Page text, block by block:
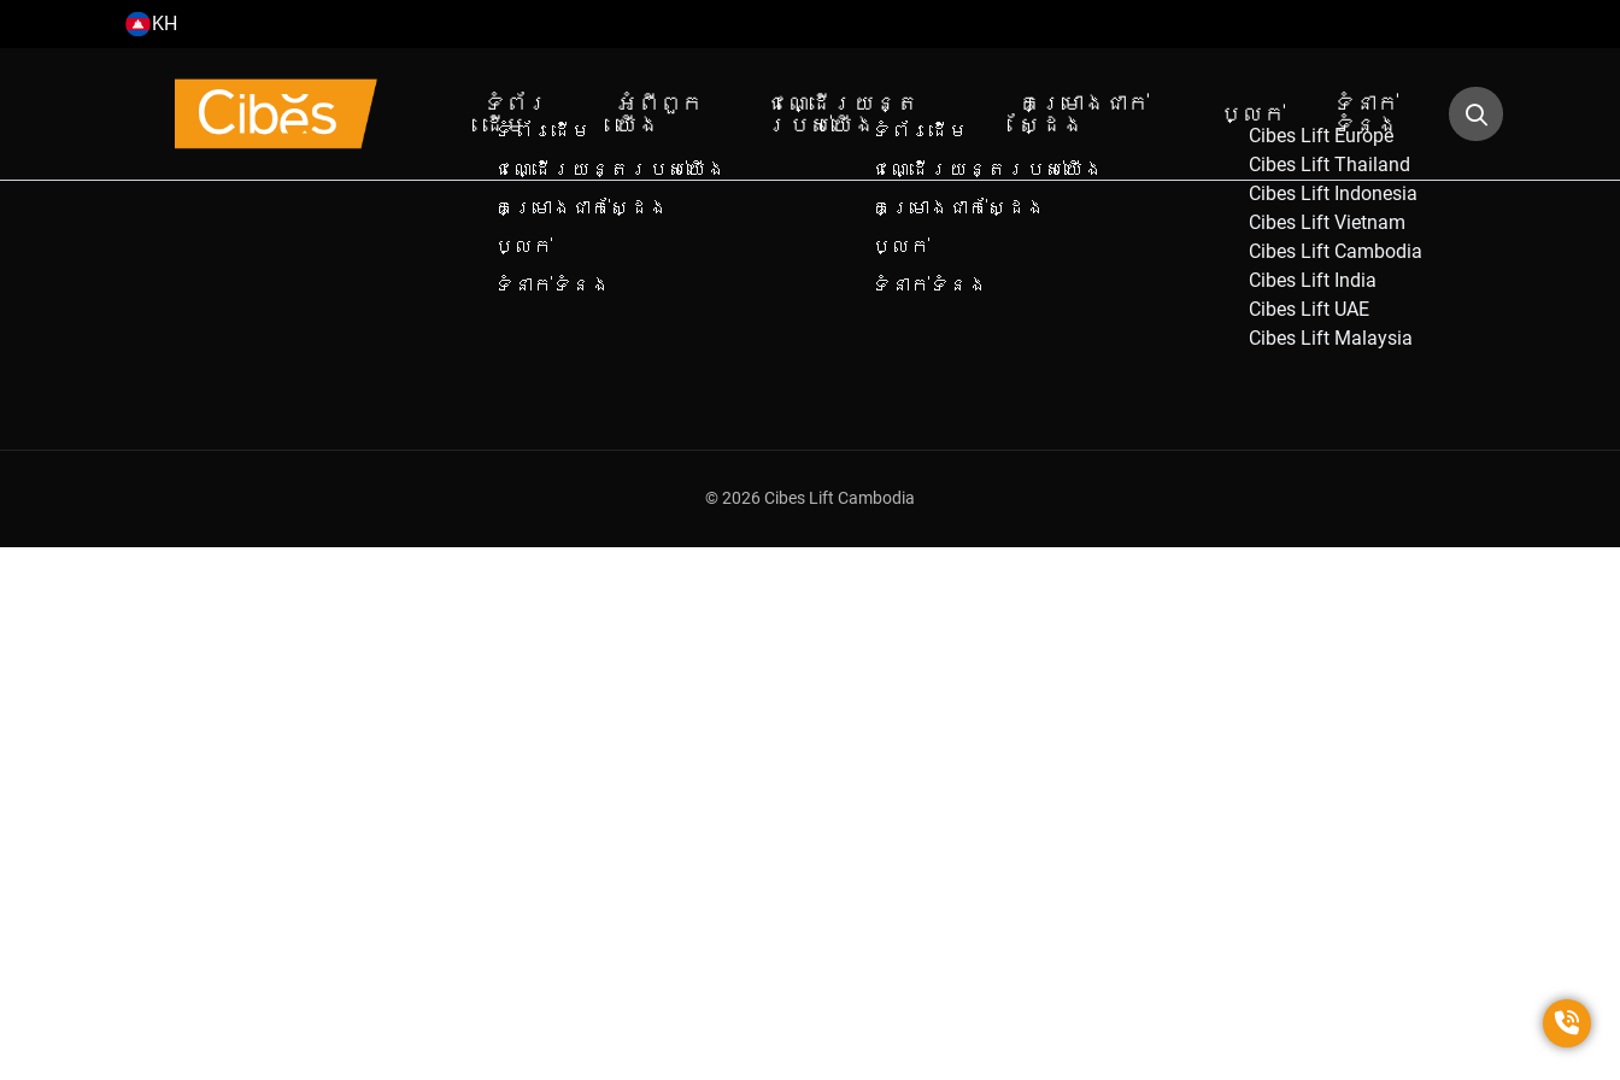
KH
ទំព័រ
ដើម
អំពី​ពួក​
យើង
ជណ្ដើរយន្ត
របស់យើង
គម្រោងជាក់
ស្ដែង
ប្លក់
ទំនាក់
ទំនង
ទំព័រដើម
ជណ្ដើរយន្តរបស់យើង
គម្រោងជាក់ស្ដែង
ប្លក់
ទំនាក់ទំនង
ទំព័រដើម
ជណ្ដើរយន្តរបស់យើង
គម្រោងជាក់ស្ដែង
ប្លក់
ទំនាក់ទំនង
Cibes Lift Europe
Cibes Lift Thailand
Cibes Lift Indonesia
Cibes Lift Vietnam
Cibes Lift Cambodia
Cibes Lift India
Cibes Lift UAE
Cibes Lift Malaysia
© 2026 Cibes Lift Cambodia